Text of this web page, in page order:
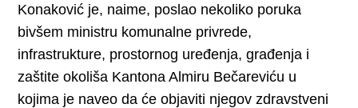
Konaković je, naime, poslao nekoliko poruka
bivšem ministru komunalne privrede,
infrastrukture, prostornog uređenja, građenja i
zaštite okoliša Kantona Almiru Bečareviću u
kojima je naveo da će objaviti njegov zdravstveni